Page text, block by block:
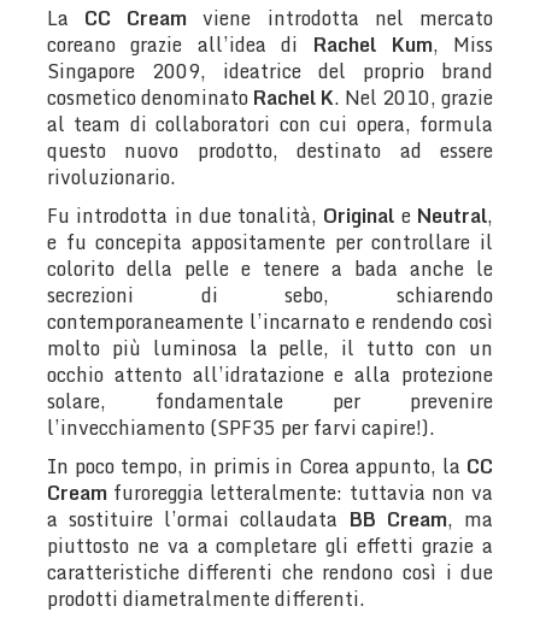
La CC Cream viene introdotta nel mercato
coreano grazie all’idea di Rachel Kum, Miss
Singapore 2009, ideatrice del proprio brand
cosmetico denominatoRachel K. Nel 2010, grazie
al team di collaboratori con cui opera, formula
questo nuovo prodotto, destinato ad essere
rivoluzionario.
Fu introdotta in due tonalità, Original eNeutral,
e fu concepita appositamente per controllare il
colorito della pelle e tenere a bada anche le
secrezioni di sebo, schiarendo
contemporaneamente l’incarnato e rendendo così
molto più luminosa la pelle, il tutto con un
occhio attento all’idratazione e alla protezione
solare, fondamentale per prevenire
l’invecchiamento (SPF35 per farvi capire!).
In poco tempo, in primis in Corea appunto, la CC
Creamfuroreggia letteralmente: tuttavia non va
a sostituire l’ormai collaudata BB Cream, ma
piuttosto ne va a completare gli effetti grazie a
caratteristiche differenti che rendono così i due
prodotti diametralmente differenti.